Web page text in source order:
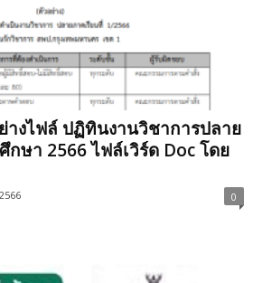
างไฟล์ ปฏิทินงานวิชาการปลาย
ษา 2566 ไฟล์เวิร์ด Doc โดย
0